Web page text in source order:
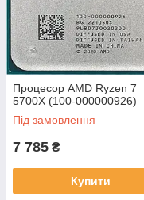
Процесор AMD Ryzen 7
5700X (100-000000926)
Під замовлення
7 785 ₴
Купити